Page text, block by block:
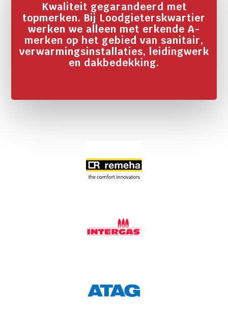
Kwaliteit gegarandeerd met
topmerken. Bij Loodgieterskwartier
werken we alleen met erkende A-
merken op het gebied van sanitair,
verwarmingsinstallaties, leidingwerk
en dakbedekking.